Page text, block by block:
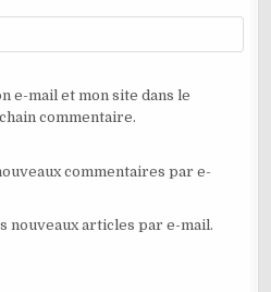
e-mail et mon site dans le
commentaire.
commentaires par e-
nouveaux articles par e-mail.